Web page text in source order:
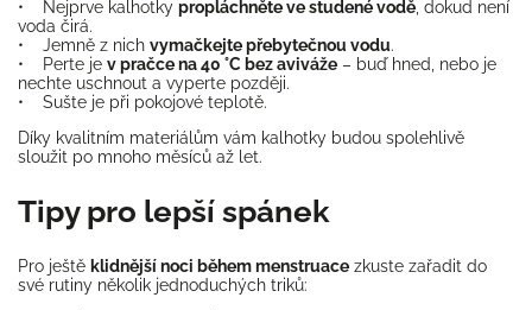
• Nejprve kalhotky propláchněte ve studené vodě, dokud není
voda čirá.
• Jemně z nich vymačkejte přebytečnou vodu.
• Perte je v pračce na 40 °C bez aviváže – buď hned, nebo je
nechte uschnout a vyperte později.
• Sušte je při pokojové teplotě.
Díky kvalitním materiálům vám kalhotky budou spolehlivě
sloužit po mnoho měsíců až let.
Tipy pro lepší spánek
Pro ještě klidnější noci během menstruace zkuste zařadit do
své rutiny několik jednoduchých triků: